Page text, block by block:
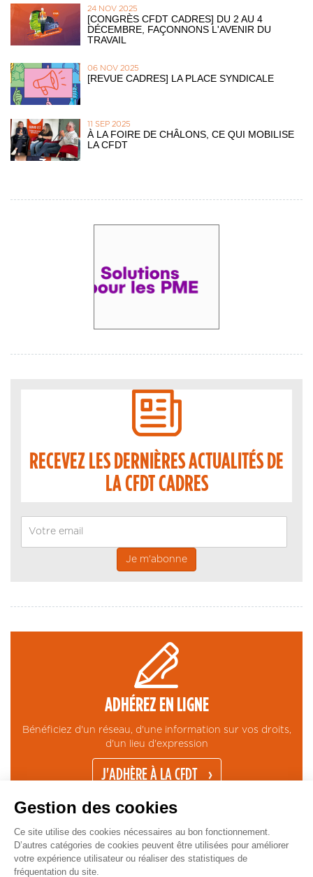
24 NOV 2025
[CONGRÈS CFDT CADRES] DU 2 AU 4
DÉCEMBRE, FAÇONNONS L'AVENIR DU
TRAVAIL
06 NOV 2025
[REVUE CADRES] LA PLACE SYNDICALE
11 SEP 2025
À LA FOIRE DE CHÂLONS, CE QUI MOBILISE
LA CFDT
RECEVEZ LES DERNIÈRES ACTUALITÉS DE
LA CFDT CADRES
ADHÉREZ EN LIGNE
Bénéficiez d'un réseau, d'une information sur vos droits,
d'un lieu d'expression
J'ADHÈRE À LA CFDT
Gestion des cookies
Ce site utilise des cookies nécessaires au bon fonctionnement.
D’autres catégories de cookies peuvent être utilisées pour améliorer
votre expérience utilisateur ou réaliser des statistiques de
fréquentation du site.